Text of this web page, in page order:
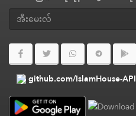
github.com/IslamHouse-API